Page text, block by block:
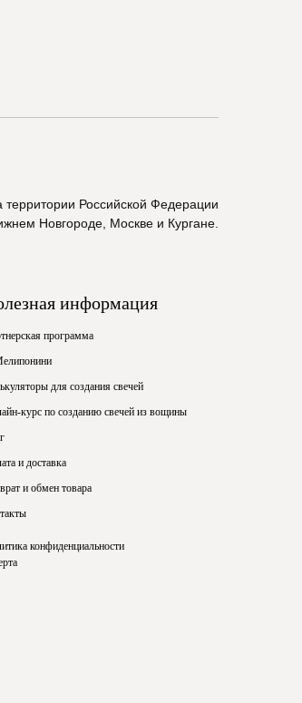
Российской Федерации
Новгороде, Москве и Кургане.
информация
программа
для создания свечей
курс по созданию свечей из вощины
и доставка
и обмен товара
конфиденциальности